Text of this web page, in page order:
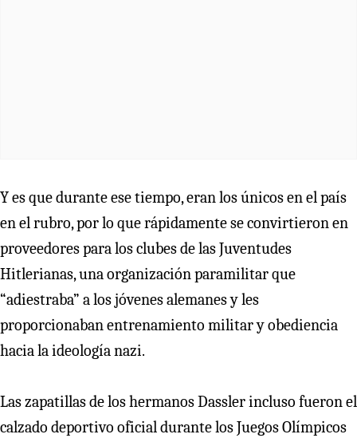
Y es que durante ese tiempo, eran los únicos en el país
en el rubro, por lo que rápidamente se convirtieron en
proveedores para los clubes de las Juventudes
Hitlerianas, una organización paramilitar que
“adiestraba” a los jóvenes alemanes y les
proporcionaban entrenamiento militar y obediencia
hacia la ideología nazi.
Las zapatillas de los hermanos Dassler incluso fueron el
calzado deportivo oficial durante los Juegos Olímpicos